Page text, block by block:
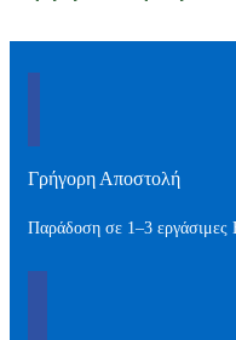
Γρήγορη Αποστολή
Παράδοση σε 1–3 εργάσιμες